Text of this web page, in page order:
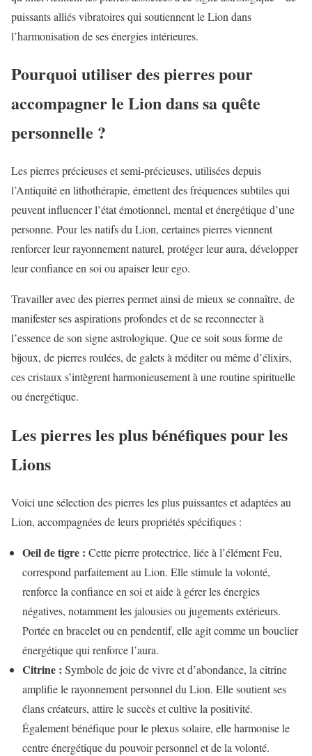
puissants alliés vibratoires qui soutiennent le Lion dans
l’harmonisation de ses énergies intérieures.
Pourquoi utiliser des pierres pour
accompagner le Lion dans sa quête
personnelle ?
Les pierres précieuses et semi-précieuses, utilisées depuis
l’Antiquité en lithothérapie, émettent des fréquences subtiles qui
peuvent influencer l’état émotionnel, mental et énergétique d’une
personne. Pour les natifs du Lion, certaines pierres viennent
renforcer leur rayonnement naturel, protéger leur aura, développer
leur confiance en soi ou apaiser leur ego.
Travailler avec des pierres permet ainsi de mieux se connaître, de
manifester ses aspirations profondes et de se reconnecter à
l’essence de son signe astrologique. Que ce soit sous forme de
bijoux, de pierres roulées, de galets à méditer ou même d’élixirs,
ces cristaux s’intègrent harmonieusement à une routine spirituelle
ou énergétique.
Les pierres les plus bénéfiques pour les
Lions
Voici une sélection des pierres les plus puissantes et adaptées au
Lion, accompagnées de leurs propriétés spécifiques :
Oeil de tigre : Cette pierre protectrice, liée à l’élément Feu,
correspond parfaitement au Lion. Elle stimule la volonté,
renforce la confiance en soi et aide à gérer les énergies
négatives, notamment les jalousies ou jugements extérieurs.
Portée en bracelet ou en pendentif, elle agit comme un bouclier
énergétique qui renforce l’aura.
Citrine : Symbole de joie de vivre et d’abondance, la citrine
amplifie le rayonnement personnel du Lion. Elle soutient ses
élans créateurs, attire le succès et cultive la positivité.
Également bénéfique pour le plexus solaire, elle harmonise le
centre énergétique du pouvoir personnel et de la volonté.